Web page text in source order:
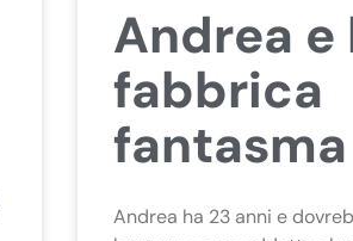
Andrea e
fabbrica
fantasma
Andrea ha 23 anni e